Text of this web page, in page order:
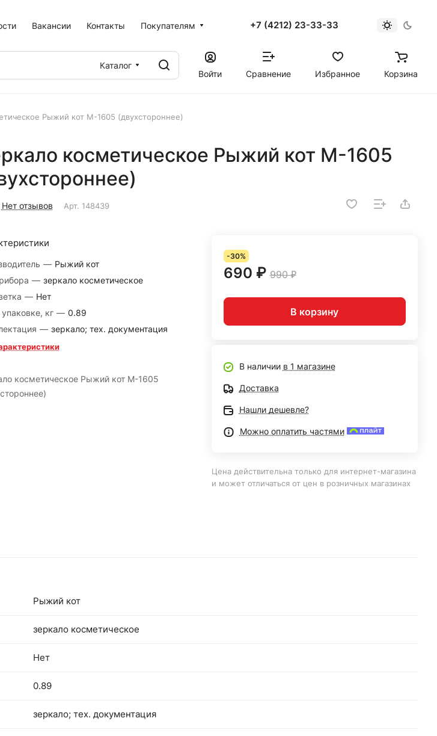
Вакансии Контакты Покупателям +7 (4212) 23-33-33
Каталог
Войти
Сравнение Избранное Корзина
Рыжий кот М-1605 (двухстороннее)
косметическое Рыжий кот М-1605
Нет отзывов Арт. 148439
— Рыжий кот
— зеркало косметическое
— Нет
кг — 0.89
— зеркало; тех. документация
косметическое Рыжий кот М-1605
-30%
690 ₽ 990 ₽
В корзину
В наличии в 1 магазине
Доставка
Нашли дешевле?
Можно оплатить частями
Цена действительна только для интернет-магазина
и может отличаться от цен в розничных магазинах
Рыжий кот
зеркало косметическое
Нет
0.89
зеркало; тех. документация